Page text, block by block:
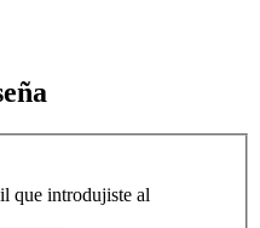
que introdujiste al